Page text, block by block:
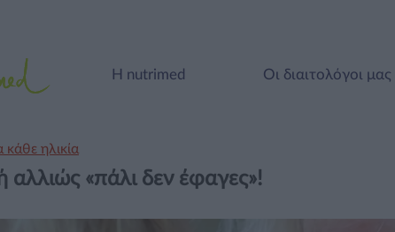
Η nutrimed Οι διαιτολόγοι μας
ηλικία
αλλιώς «πάλι δεν έφαγες»!